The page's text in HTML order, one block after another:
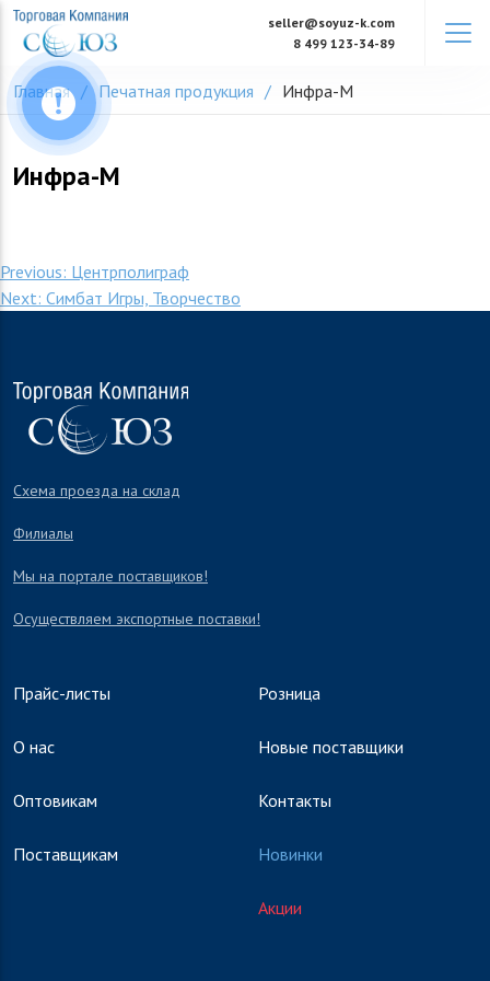
Skip
content
seller@soyuz-k.com
8 499 123-34-89
Главная Печатная продукция Инфра-М
Инфра-М
Навигация
по
Previous: Центрполиграф
Next: Симбат Игры, Творчество
Схема проезда на склад
Филиалы
Мы на портале поставщиков!
Осуществляем экспортные поставки!
Прайс-листы
О нас
Оптовикам
Поставщикам
Розница
Новые поставщики
Контакты
Новинки
Акции